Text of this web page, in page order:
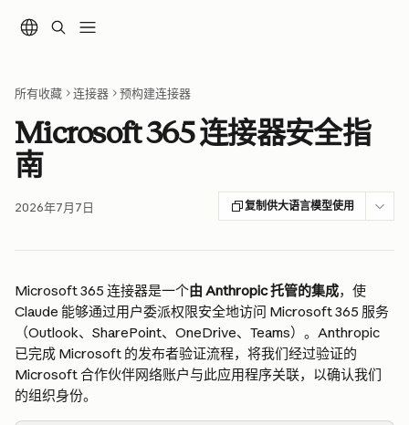
所有收藏 连接器 预构建连接器
Microsoft 365 连接器安全指
南
2026年7月7日 复制供大语言模型使用
Microsoft 365 连接器是一个由 Anthropic 托管的集成，使
Claude 能够通过用户委派权限安全地访问 Microsoft 365 服务
（Outlook、SharePoint、OneDrive、Teams）。Anthropic
已完成 Microsoft 的发布者验证流程，将我们经过验证的
Microsoft 合作伙伴网络账户与此应用程序关联，以确认我们
的组织身份。